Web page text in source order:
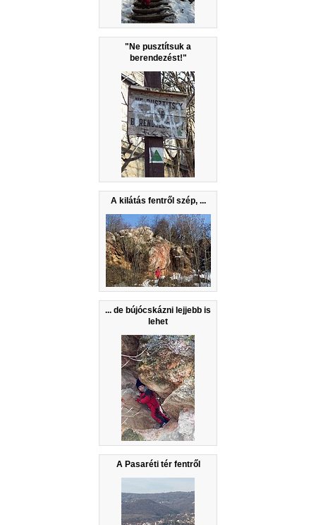
"Ne pusztítsuk a
berendezést!"
A kilátás fentről szép, ...
... de bújócskázni lejjebb is
lehet
A Pasaréti tér fentről